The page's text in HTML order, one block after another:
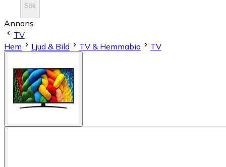
Sök
Annons
TV
Hem
Ljud & Bild TV & Hemmabio TV